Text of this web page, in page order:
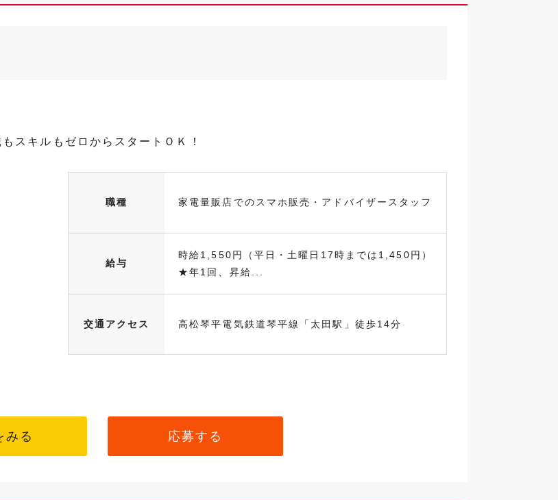
スキルもゼロからスタートＯＫ！
職種 家電量販店でのスマホ販売・アドバイザースタッフ
給与
時給1,550円（平日・土曜日17時までは1,450円）
★年1回、昇給...
交通アクセス 高松琴平電気鉄道琴平線「太田駅」徒歩14分
みる 応募する